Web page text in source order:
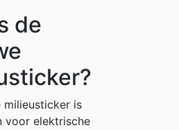
de
milieusticker is
voor elektrische